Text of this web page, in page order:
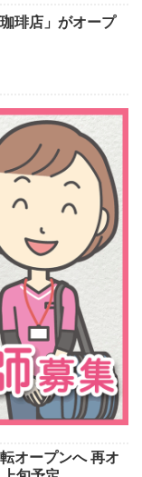
琲店」がオープ
オープンへ 再オ